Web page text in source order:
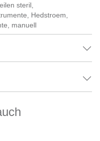
steril,
Hedstroem,
manuell